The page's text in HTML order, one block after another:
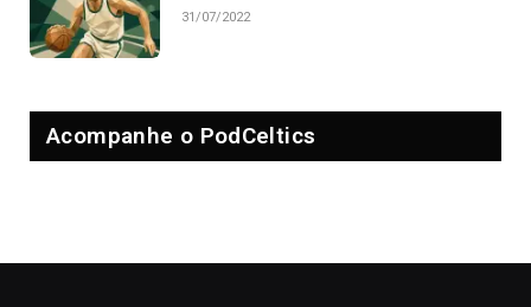
31/07/2022
Acompanhe o PodCeltics